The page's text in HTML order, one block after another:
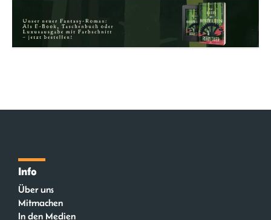
Info
Über uns
Mitmachen
In den Medien